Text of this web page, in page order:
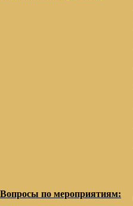
Вопросы по мероприятиям: